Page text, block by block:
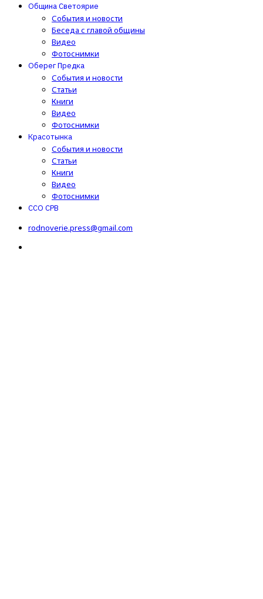
Община Светоярие
События и новости
Беседа с главой общины
Видео
Фотоснимки
Оберег Предка
События и новости
Статьи
Книги
Видео
Фотоснимки
Красотынка
События и новости
Статьи
Книги
Видео
Фотоснимки
ССО СРВ
rodnoverie.press@gmail.com